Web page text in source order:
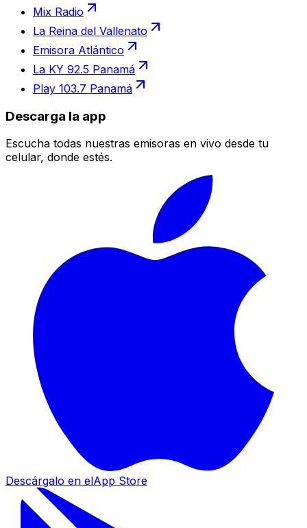
Mix Radio
La Reina del Vallenato
Emisora Atlántico
La KY 92.5 Panamá
Play 103.7 Panamá
Descarga la app
Escucha todas nuestras emisoras en vivo desde tu
celular, donde estés.
Descárgalo en elApp Store